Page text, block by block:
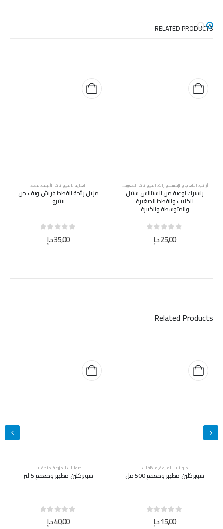
RELATED PRODUCTS
أرانب,الألعاب والإكسسوارات,الحيوانات الصغيرة,قطط
رابسرك اوعية من الستانلس ستيل
للكلاب والقطط الصغيرة
والمتوسطة والكبيرة
25,00د.إ
العناية بالحيوانات الأليفة,قطط
مزيل رائحة القطط فريش ويف من
بيتبرو
35,00د.إ
Related Products
حيوانات المزرعة,منظفات
سوبركلين مطهر ومعقم 500 مل
out of 5
15,00د.إ
حيوانات المزرعة,منظفات
سوبركلين مطهر ومعقم 5 لتر
out of 5
40,00د.إ